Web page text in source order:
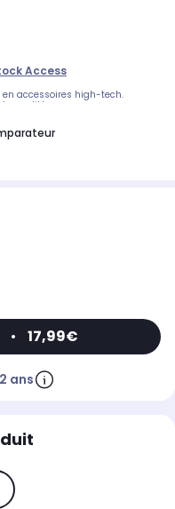
Access
en accessoires high-tech.
qualité.
• 17,99€
2 ans